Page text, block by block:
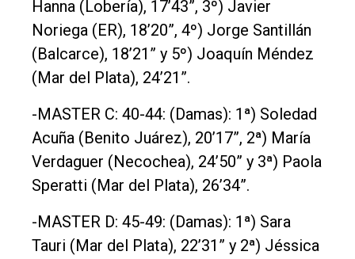
Hanna (Lobería), 17’43”, 3º) Javier
Noriega (ER), 18’20”, 4º) Jorge Santillán
(Balcarce), 18’21” y 5º) Joaquín Méndez
(Mar del Plata), 24’21”.
-MASTER C: 40-44: (Damas): 1ª) Soledad
Acuña (Benito Juárez), 20’17”, 2ª) María
Verdaguer (Necochea), 24’50” y 3ª) Paola
Speratti (Mar del Plata), 26’34”.
-MASTER D: 45-49: (Damas): 1ª) Sara
Tauri (Mar del Plata), 22’31” y 2ª) Jéssica